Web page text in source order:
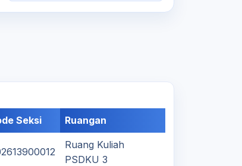
Seksi Ruangan
Ruang Kuliah
PSDKU 3